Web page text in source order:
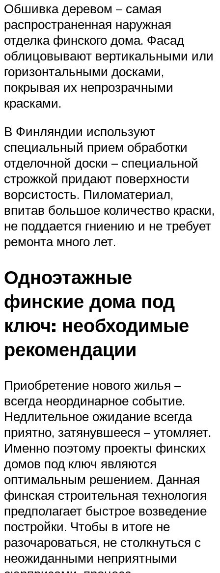
Обшивка деревом – самая
распространенная наружная
отделка финского дома. Фасад
облицовывают вертикальными или
горизонтальными досками,
покрывая их непрозрачными
красками.
В Финляндии используют
специальный прием обработки
отделочной доски – специальной
строжкой придают поверхности
ворсистость. Пиломатериал,
впитав большое количество краски,
не поддается гниению и не требует
ремонта много лет.
Одноэтажные
финские дома под
ключ: необходимые
рекомендации
Приобретение нового жилья –
всегда неординарное событие.
Недлительное ожидание всегда
приятно, затянувшееся – утомляет.
Именно поэтому проекты финских
домов под ключ являются
оптимальным решением. Данная
финская строительная технология
предполагает быстрое возведение
постройки. Чтобы в итоге не
разочароваться, не столкнуться с
неожиданными неприятными